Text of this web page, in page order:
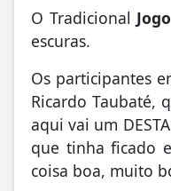
O Tradicional
escuras.
Os participantes
Ricardo Taubaté,
aqui vai um
que tinha ficado
coisa boa, muito